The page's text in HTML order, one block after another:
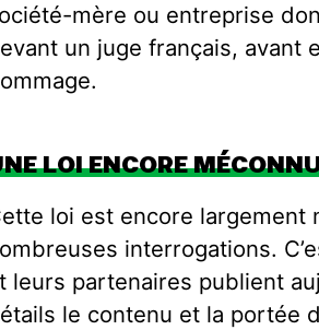
mère ou entreprise
un juge français, avant
LOI ENCORE
loi est encore largement
interrogations.
leurs partenaires publient
le contenu et la portée